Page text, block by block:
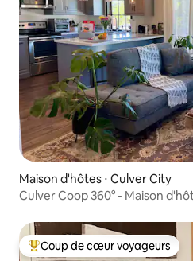
Maison d'hôtes ⋅ Culver City
Culver Coop 360° - Maison
Coups de cœur voyageurs les
Coup de cœur voyageurs